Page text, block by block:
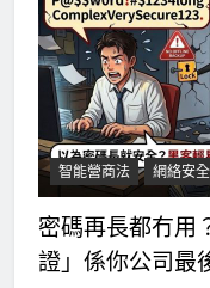
智能營商法 網絡安全
密碼再長都冇用
證」係你公司最